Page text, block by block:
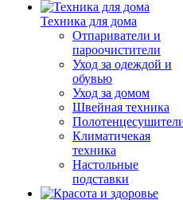
Техника для дома
Отпариватели и
пароочистители
Уход за одеждой и
обувью
Уход за домом
Швейная техника
Климатичекая
техника
Настольные
подставки